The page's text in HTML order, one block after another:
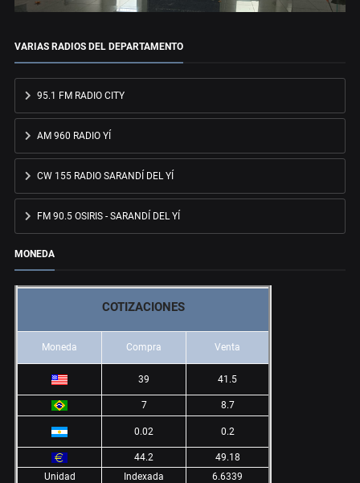
VARIAS RADIOS DEL DEPARTAMENTO
95.1 FM RADIO CITY
AM 960 RADIO YÍ
CW 155 RADIO SARANDÍ DEL YÍ
FM 90.5 OSIRIS - SARANDÍ DEL YÍ
MONEDA
COTIZACIONES
Moneda Compra Venta
39 41.5
7 8.7
0.02 0.2
44.2
49.18
Unidad
Indexada 6.6339